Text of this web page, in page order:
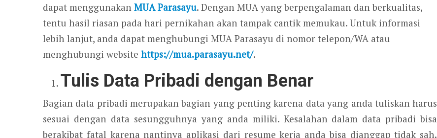
dapat menggunakan MUA Parasayu. Dengan MUA yang berpengalaman dan berkualitas,
tentu hasil riasan pada hari pernikahan akan tampak cantik memukau. Untuk informasi
lebih lanjut, anda dapat menghubungi MUA Parasayu di nomor telepon/WA atau
menghubungi website https://mua.parasayu.net/.
Tulis Data Pribadi dengan Benar
Bagian data pribadi merupakan bagian yang penting karena data yang anda tuliskan harus
sesuai dengan data sesungguhnya yang anda miliki. Kesalahan dalam data pribadi bisa
berakibat fatal karena nantinya aplikasi dari resume kerja anda bisa dianggap tidak sah.